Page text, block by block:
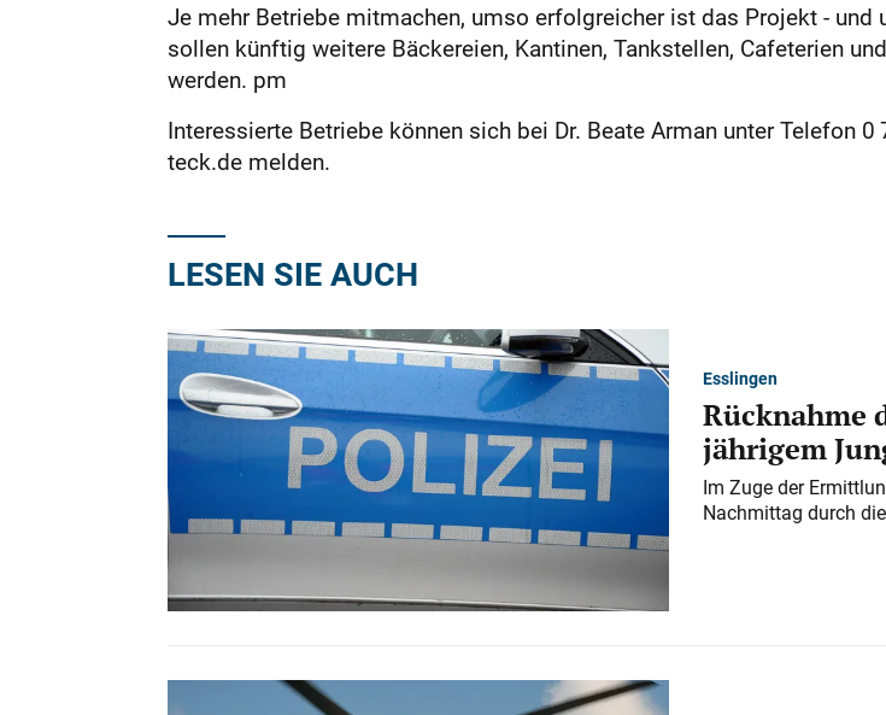
Je mehr Betriebe mitmachen, umso erfolgreicher ist das Projekt -
sollen künftig weitere Bäckereien, Kantinen, Tankstellen, Cafeterien
werden. pm
Interessierte Betriebe können sich bei Dr. Beate Arman unter Telefon
teck.de melden.
LESEN SIE AUCH
Esslingen
Rücknahme
jährigem
Im Zuge der
Nachmittag durch